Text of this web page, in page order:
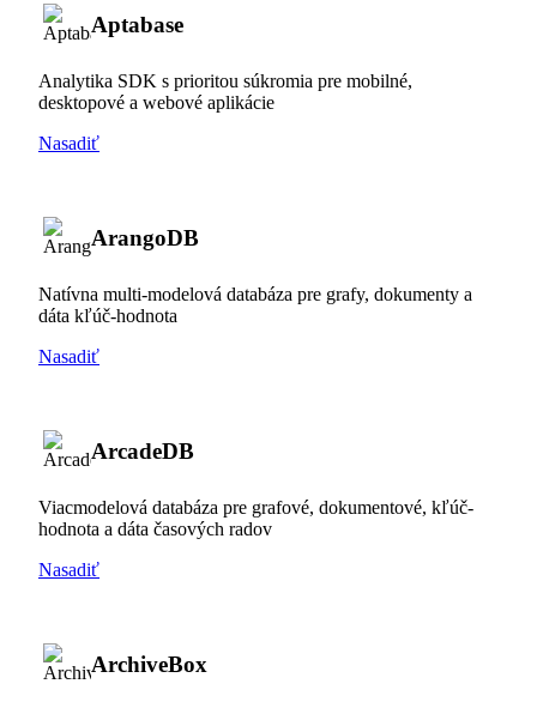
Aptabase
Analytika SDK s prioritou súkromia pre mobilné,
desktopové a webové aplikácie
Nasadiť
ArangoDB
Natívna multi-modelová databáza pre grafy, dokumenty a
dáta kľúč-hodnota
Nasadiť
ArcadeDB
Viacmodelová databáza pre grafové, dokumentové, kľúč-
hodnota a dáta časových radov
Nasadiť
ArchiveBox